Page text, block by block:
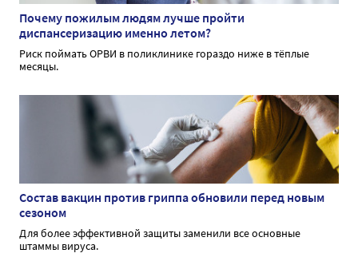
Почему пожилым людям лучше пройти
диспансеризацию именно летом?
Риск поймать ОРВИ в поликлинике гораздо ниже в тёплые
месяцы.
Состав вакцин против гриппа обновили перед новым
сезоном
Для более эффективной защиты заменили все основные
штаммы вируса.